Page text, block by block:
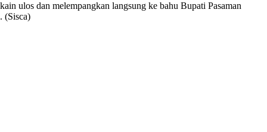
ulos dan melempangkan langsung ke bahu Bupati Pasaman
(Sisca)